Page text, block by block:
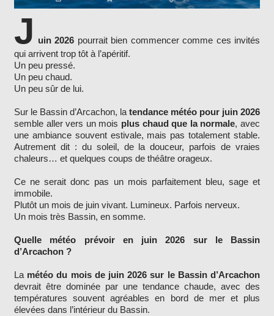
J uin 2026 pourrait bien commencer comme ces invités
qui arrivent trop tôt à l’apéritif.
Un peu pressé.
Un peu chaud.
Un peu sûr de lui.
Sur le Bassin d’Arcachon, la tendance météo pour juin 2026
semble aller vers un mois plus chaud que la normale, avec
une ambiance souvent estivale, mais pas totalement stable.
Autrement dit : du soleil, de la douceur, parfois de vraies
chaleurs… et quelques coups de théâtre orageux.
Ce ne serait donc pas un mois parfaitement bleu, sage et
immobile.
Plutôt un mois de juin vivant. Lumineux. Parfois nerveux.
Un mois très Bassin, en somme.
Quelle météo prévoir en juin 2026 sur le Bassin
d’Arcachon ?
La météo du mois de juin 2026 sur le Bassin d’Arcachon
devrait être dominée par une tendance chaude, avec des
températures souvent agréables en bord de mer et plus
élevées dans l’intérieur du Bassin.